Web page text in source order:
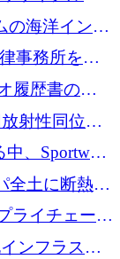
削減するた
の海洋インテ
万ドルを
事務所を強
達
履歴書のた
射性同位元
に2,300万ポ
、Sportway
全土に断熱材
を投資
ライチェーン
ーロを確保
ンフラスト